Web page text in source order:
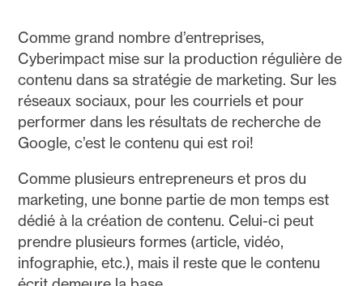
Comme grand nombre d’entreprises,
Cyberimpact mise sur la production régulière de
contenu dans sa stratégie de marketing. Sur les
réseaux sociaux, pour les courriels et pour
performer dans les résultats de recherche de
Google, c’est le contenu qui est roi!
Comme plusieurs entrepreneurs et pros du
marketing, une bonne partie de mon temps est
dédié à la création de contenu. Celui-ci peut
prendre plusieurs formes (article, vidéo,
infographie, etc.), mais il reste que le contenu